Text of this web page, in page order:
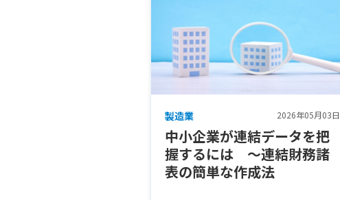
製造業 2026年05月03日
中小企業が連結データを把
握するには ～連結財務諸
表の簡単な作成法